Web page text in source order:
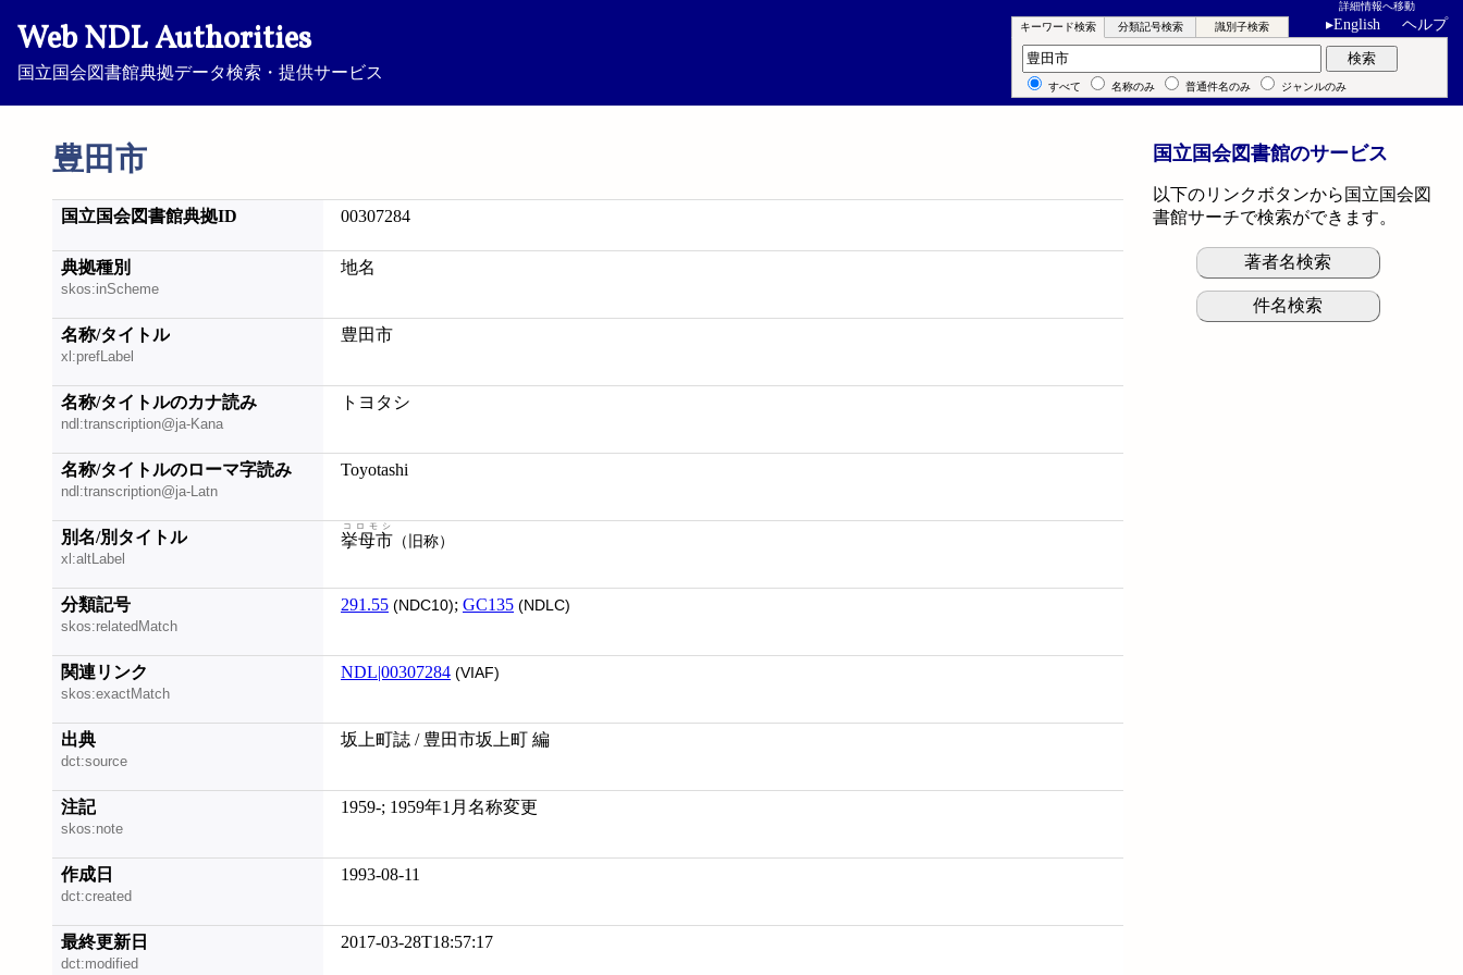
Web NDL Authorities
国立国会図書館典拠データ検索・提供サービス
詳細情報へ移動
▸English ヘルプ
豊田市
キーワード検索 分類記号検索 識別子検索
キーワード検索 検索
すべて 名称のみ 普通件名のみ ジャンルのみ
国立国会図書館典拠ID 00307284
典拠種別
skos:inScheme
地名
名称/タイトル
xl:prefLabel
豊田市
名称/タイトルのカナ読み
ndl:transcription@ja-Kana
トヨタシ
名称/タイトルのローマ字読み
ndl:transcription@ja-Latn
Toyotashi
別名/別タイトル
xl:altLabel
挙母市
コロモシ
（旧称）
分類記号
skos:relatedMatch
291.55 (NDC10); GC135 (NDLC)
関連リンク
skos:exactMatch
NDL|00307284 (VIAF)
出典
dct:source
坂上町誌 / 豊田市坂上町 編
注記
skos:note
1959-; 1959年1月名称変更
作成日
dct:created
1993-08-11
最終更新日
dct:modified
2017-03-28T18:57:17
国立国会図書館のサービス
以下のリンクボタンから国立国会図
書館サーチで検索ができます。
著者名検索
件名検索